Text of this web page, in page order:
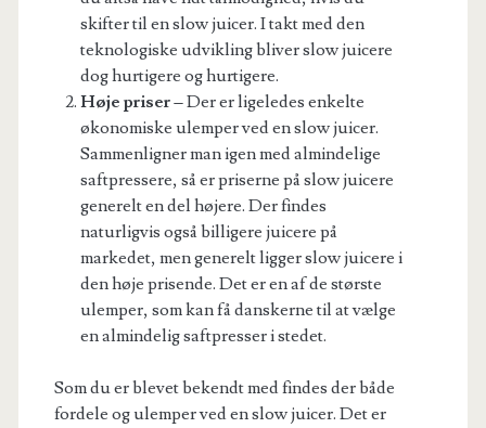
skifter til en slow juicer. I takt med den
teknologiske udvikling bliver slow juicere
dog hurtigere og hurtigere.
Høje priser –Der er ligeledes enkelte
økonomiske ulemper ved en slow juicer.
Sammenligner man igen med almindelige
saftpressere, så er priserne på slow juicere
generelt en del højere. Der findes
naturligvis også billigere juicere på
markedet, men generelt ligger slow juicere i
den høje prisende. Det er en af de største
ulemper, som kan få danskerne til at vælge
en almindelig saftpresser i stedet.
Som du er blevet bekendt med findes der både
fordele og ulemper ved en slow juicer. Det er